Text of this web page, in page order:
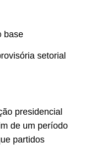
base
setorial
presidencial
de um período
partidos